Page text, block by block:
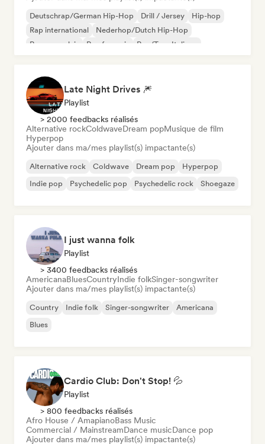
Deutschrap/German Hip-Hop Drill / Jersey
Hip-hop
Rap international
Nederhop/Dutch Hip-Hop
Rap en anglais
Rap francais Rap/Trap Italiano
Late Night Drives 🎆
Playlist
> 2000 feedbacks réalisés
Alternative rockColdwaveDream popMusique de film
Hyperpop
Ajouter dans ma/mes playlist(s) impactante(s)
Alternative rock Coldwave Dream pop
Hyperpop
Indie pop
Psychedelic pop Psychedelic rock Shoegaze
I just wanna folk
Playlist
> 3400 feedbacks réalisés
AmericanaBluesCountryIndie folkSinger-songwriter
Ajouter dans ma/mes playlist(s) impactante(s)
Country Indie folk Singer-songwriter
Americana
Blues
Cardio Club: Don't Stop! 💦
Playlist
> 800 feedbacks réalisés
Afro House / AmapianoBass Music
Commercial / MainstreamDance musicDance pop
Ajouter dans ma/mes playlist(s) impactante(s)